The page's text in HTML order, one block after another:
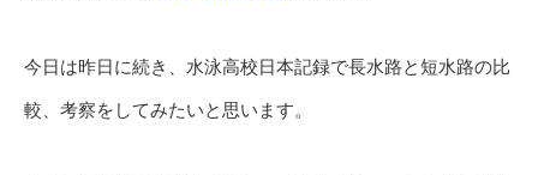
今日は昨日に続き、水泳高校日本記録で長水路と短水路の比
較、考察をしてみたいと思います。